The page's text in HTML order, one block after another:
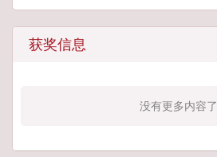
获奖信息
没有更多内容了